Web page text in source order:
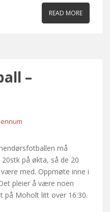
READ MORE
–
må
på økta, så de 20
med. Oppmøte inne i
pleier å være noen
på Moholt litt over 16:30.